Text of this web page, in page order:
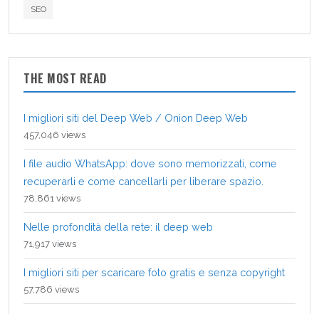
SEO
THE MOST READ
I migliori siti del Deep Web / Onion Deep Web
457,046 views
I file audio WhatsApp: dove sono memorizzati, come
recuperarli e come cancellarli per liberare spazio.
78,861 views
Nelle profondità della rete: il deep web
71,917 views
I migliori siti per scaricare foto gratis e senza copyright
57,786 views